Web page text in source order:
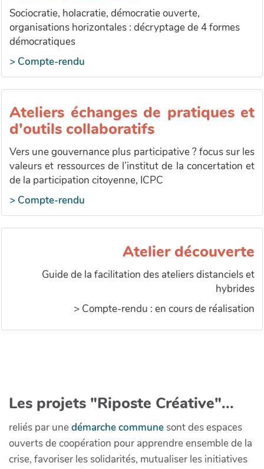
Sociocratie, holacratie, démocratie ouverte,
organisations horizontales : décryptage de 4 formes
démocratiques
> Compte-rendu
Ateliers échanges de pratiques et
d'outils collaboratifs
Vers une gouvernance plus participative ? focus sur les
valeurs et ressources de l’institut de la concertation et
de la participation citoyenne, ICPC
> Compte-rendu
Atelier découverte
Guide de la facilitation des ateliers distanciels et
hybrides
> Compte-rendu : en cours de réalisation
Les projets "Riposte Créative"...
reliés par unedémarche communesont des espaces
ouverts de coopération pour apprendre ensemble de la
crise, favoriser les solidarités, mutualiser les initiatives